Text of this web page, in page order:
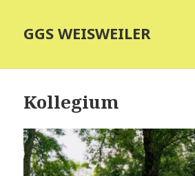
GGS WEISWEILER
Kollegium